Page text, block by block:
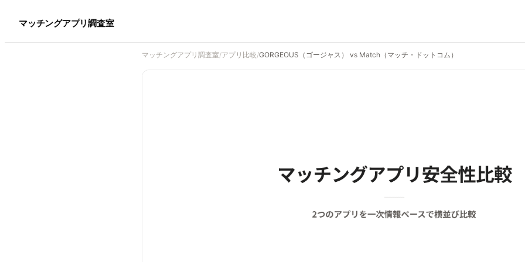
マッチングアプリ調査室
マッチングアプリ調査室/アプリ比較/GORGEOUS（ゴージャス） vs Match（マッチ・ドットコム）